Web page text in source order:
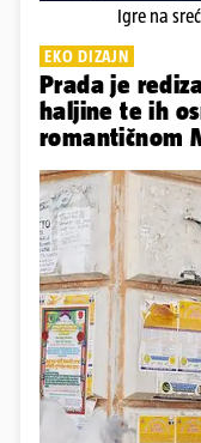
Igre na
EKO DIZAJN
Prada je
haljine te ih
romantičnom